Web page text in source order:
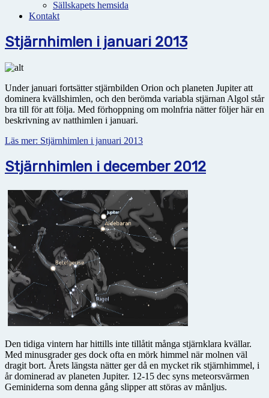
Sällskapets hemsida
Kontakt
Stjärnhimlen i januari 2013
Under januari fortsätter stjärnbilden Orion och planeten Jupiter att
dominera kvällshimlen, och den berömda variabla stjärnan Algol står
bra till för att följa. Med förhoppning om molnfria nätter följer här en
beskrivning av natthimlen i januari.
Läs mer: Stjärnhimlen i januari 2013
Stjärnhimlen i december 2012
Den tidiga vintern har hittills inte tillåtit många stjärnklara kvällar.
Med minusgrader ges dock ofta en mörk himmel när molnen väl
dragit bort. Årets längsta nätter ger då en mycket rik stjärnhimmel, i
år dominerad av planeten Jupiter. 12-15 dec syns meteorsvärmen
Geminiderna som denna gång slipper att störas av månljus.